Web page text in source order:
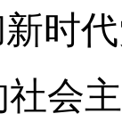
新时
会